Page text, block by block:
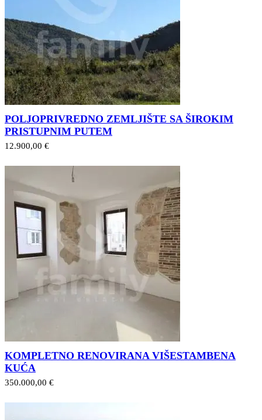
POLJOPRIVREDNO ZEMLJIŠTE SA ŠIROKIM
PRISTUPNIM PUTEM
12.900,00 €
KOMPLETNO RENOVIRANA VIŠESTAMBENA
KUĆA
350.000,00 €